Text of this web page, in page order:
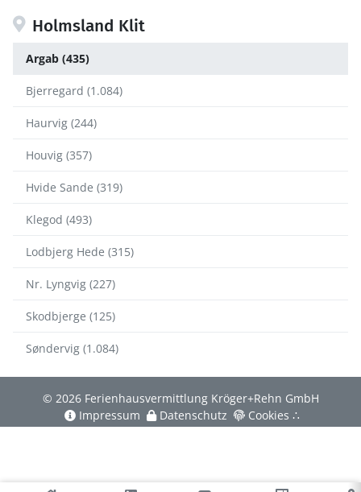
Holmsland Klit
Argab (435)
Bjerregard (1.084)
Haurvig (244)
Houvig (357)
Hvide Sande (319)
Klegod (493)
Lodbjerg Hede (315)
Nr. Lyngvig (227)
Skodbjerge (125)
Søndervig (1.084)
© 2026 Ferienhausvermittlung Kröger+Rehn GmbH
Impressum
Datenschutz Cookies ∴